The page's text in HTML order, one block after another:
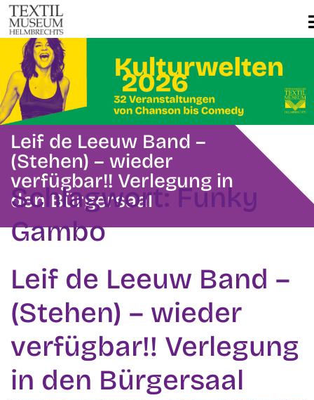
Leif de Leeuw Band –
(Stehen) – wieder
verfügbar!! Verlegung in
den Bürgersaal
Schlagwort:Funky
Gambo
Leif de Leeuw Band –
(Stehen) – wieder
verfügbar!! Verlegung
in den Bürgersaal